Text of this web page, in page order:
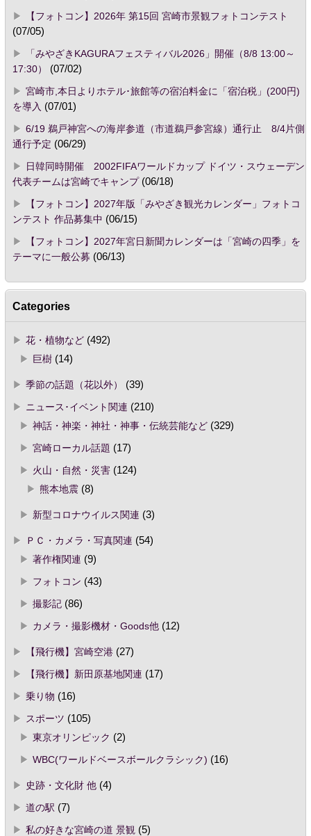
【フォトコン】2026年 第15回 宮崎市景観フォトコンテスト
(07/05)
「みやざきKAGURAフェスティバル2026」開催（8/8 13:00～
17:30）
(07/02)
宮崎市,本日よりホテル･旅館等の宿泊料金に「宿泊税」(200円)
を導入 (07/01)
6/19 鵜戸神宮への海岸参道（市道鵜戸参宮線）通行止 8/4片側
通行予定 (06/29)
日韓同時開催 2002FIFAワールドカップ ドイツ・スウェーデン
代表チームは宮崎でキャンプ(06/18)
【フォトコン】2027年版「みやざき観光カレンダー」フォトコ
ンテスト 作品募集中 (06/15)
【フォトコン】2027年宮日新聞カレンダーは「宮崎の四季」を
テーマに一般公募 (06/13)
Categories
花・植物など(492)
巨樹(14)
季節の話題（花以外）
(39)
ニュース･イベント関連 (210)
神話・神楽・神社・神事・伝統芸能など(329)
宮崎ローカル話題 (17)
火山・自然・災害(124)
熊本地震(8)
新型コロナウイルス関連 (3)
ＰＣ・カメラ・写真関連 (54)
著作権関連 (9)
フォトコン (43)
撮影記(86)
カメラ・撮影機材・Goods他(12)
【飛行機】宮崎空港(27)
【飛行機】新田原基地関連 (17)
乗り物 (16)
スポーツ (105)
東京オリンピック (2)
WBC(ワールドベースボールクラシック) (16)
史跡・文化財 他(4)
道の駅 (7)
私の好きな宮崎の道 景観 (5)